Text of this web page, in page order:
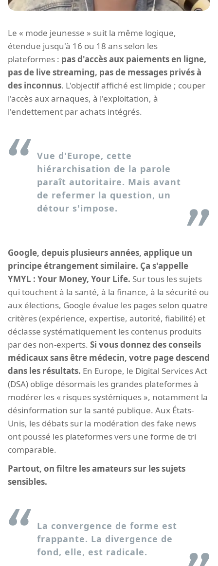
Le « mode jeunesse » suit la même logique,
étendue jusqu'à 16 ou 18 ans selon les
plateformes : pas d'accès aux paiements en ligne,
pas de live streaming, pas de messages privés à
des inconnus. L'objectif affiché est limpide ; couper
l'accès aux arnaques, à l'exploitation, à
l'endettement par achats intégrés.
Vue d'Europe, cette
hiérarchisation de la parole
paraît autoritaire. Mais avant
de refermer la question, un
détour s'impose.
Google, depuis plusieurs années, applique un
principe étrangement similaire. Ça s'appelle
YMYL : Your Money, Your Life. Sur tous les sujets
qui touchent à la santé, à la finance, à la sécurité ou
aux élections, Google évalue les pages selon quatre
critères (expérience, expertise, autorité, fiabilité) et
déclasse systématiquement les contenus produits
par des non-experts. Si vous donnez des conseils
médicaux sans être médecin, votre page descend
dans les résultats. En Europe, le Digital Services Act
(DSA) oblige désormais les grandes plateformes à
modérer les « risques systémiques », notamment la
désinformation sur la santé publique. Aux États-
Unis, les débats sur la modération des fake news
ont poussé les plateformes vers une forme de tri
comparable.
Partout, on filtre les amateurs sur les sujets
sensibles.
La convergence de forme est
frappante. La divergence de
fond, elle, est radicale.